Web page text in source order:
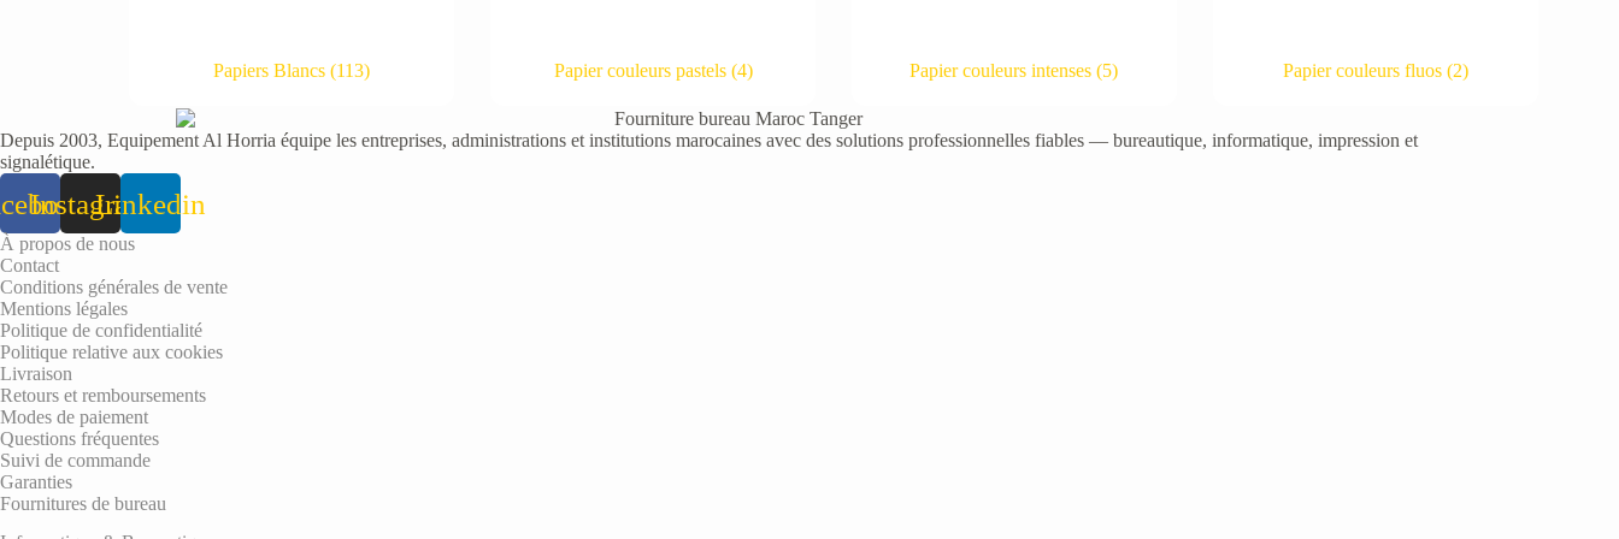
Papiers Blancs(113) Papier couleurs pastels (4) Papier couleurs intenses(5) Papier couleurs fluos (2)
Depuis 2003, Equipement Al Horria équipe les entreprises, administrations et institutions marocaines avec des solutions professionnelles fiables — bureautique, informatique, impression et
signalétique.
InstagramLinkedin
À propos de nous
Contact
Conditions générales de vente
Mentions légales
Politique de confidentialité
Politique relative aux cookies
Livraison
Retours et remboursements
Modes de paiement
Questions fréquentes
Suivi de commande
Garanties
Fournitures de bureau